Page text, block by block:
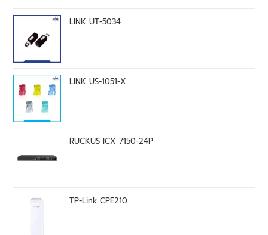
LINK UT-5034
LINK US-1051-X
RUCKUS ICX 7150-24P
TP-Link CPE210